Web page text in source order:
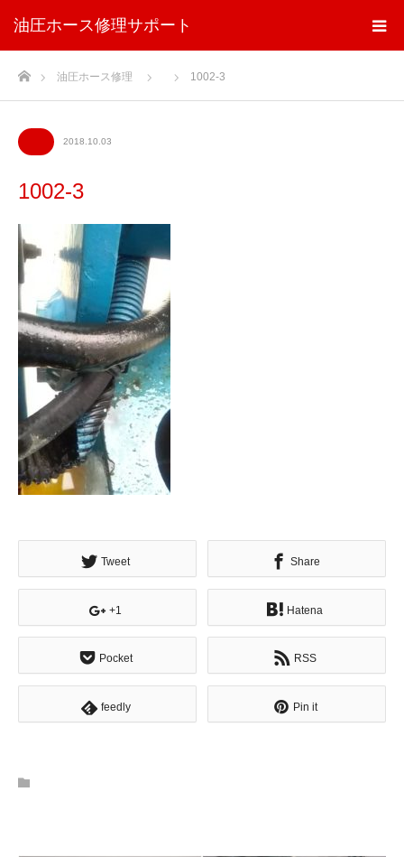
油圧ホース修理サポート
ホーム油圧ホース修理 1002-3
2018.10.03
1002-3
Tweet Share
+1 Hatena
Pocket RSS
feedly Pin it